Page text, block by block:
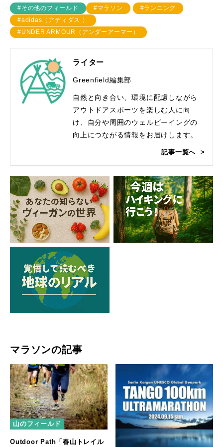
#その他のフィールド #マラソン
#ランニング
#adidas（アディダス ）
#UNDER ARMOUR（アンダーアーマー）
ライター
Greenfield編集部
自然と向き合い、環境に配慮しながら
アウトドアスポーツを楽しむ人に向
け、自分や周囲のウェルビーイングの
向上につながる情報をお届けします。
記事一覧へ
マラソンの記事
山のフィールド
Outdoor Path「春山トレイル